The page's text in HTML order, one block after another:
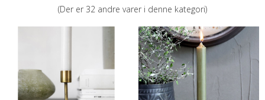
(Der er 32 andre varer i denne kategori)